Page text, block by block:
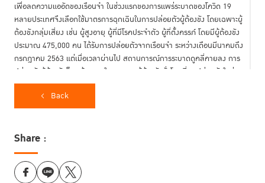
เพื่อลดความแออัดของเรือนจำ ในช่วงแรกของการแพร่ระบาดของโควิด 19
หลายประเทศจึงเลือกใช้มาตรการฉุกเฉินในการปล่อยตัวผู้ต้องขัง โดยเฉพาะผู้
ต้องขังกลุ่มเสี่ยง เช่น ผู้สูงอายุ ผู้ที่มีโรคประจำตัว ผู้ที่ตั้งครรภ์ โดยมีผู้ต้องขัง
ประมาณ 475,000 คน ได้รับการปล่อยตัวจากเรือนจำ ระหว่างเดือนมีนาคมถึง
กรกฎาคม 2563 แต่เมื่อเวลาผ่านไป สถานการณ์การระบาดดูคลี่คายลง การ
ปล่อยตัวผู้ต้องขังก็ลดน้อยลง ในภาพรวมผู้ต้องขังทั่วโลกที่ถูกปล่อยตัวในช่วง
การระบาดของโควิด-19 จึงน้อยกว่าร้อยละ 6 ของประชากรผู้ต้องขังทั้งหมด
แสดงให้เห็นว่า ความพยายามในการลดความแออัดในเรือนจำถูกนำมาใช้เพียง
มาตรการเฉพาะหน้าในช่วงวิกฤตเท่านั้น ยังไม่ใช่นโยบายที่ยั่งยืน
“ผู้ต้องขังระหว่างพิจารณาคดี”
ความผิด ซึ่งอาจเป็นเพราะไม่มีเงินประกันตัว หรือไม่ได้รับอนุญาตให้ประกันตัว
ด้วยเหตุผลอื่นๆ เป็นผู้ต้องขังกลุ่มใหญ่ที่ถูกพูดถึงทั้งในรายงานฉบับนี้และในวง
เสวนาว่าเป็นหนึ่งในปัญหาใหญ่ที่ทำให้เกิดภาวะ “คนล้นคุก” ในหลายประเทศ
Back
Share :